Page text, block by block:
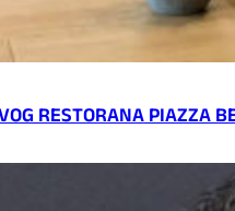
RESTORANA PIAZZA